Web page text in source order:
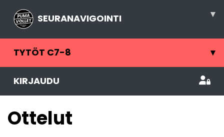
SEURANAVIGOINTI ▾
TYTÖT C7-8 ▾
KIRJAUDU
Ottelut